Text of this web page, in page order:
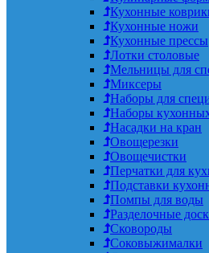
Кухонные
Кухонные ножи
Кухонные прессы
Лотки столовые
Мельницы для
Миксеры
Наборы для
Наборы
Насадки на кран
Овощерезки
Овощечистки
Перчатки для
Подставки
Помпы для воды
Разделочные
Сковороды
Соковыжималки